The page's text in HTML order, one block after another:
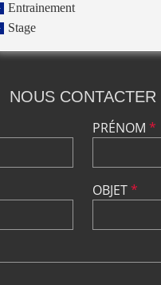
Entrainement
Stage
NOUS CONTACTER
PRÉNOM *
OBJET*